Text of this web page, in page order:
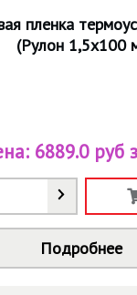
пленка
(Рулон 1,5х100
6889.0 руб
Подробнее